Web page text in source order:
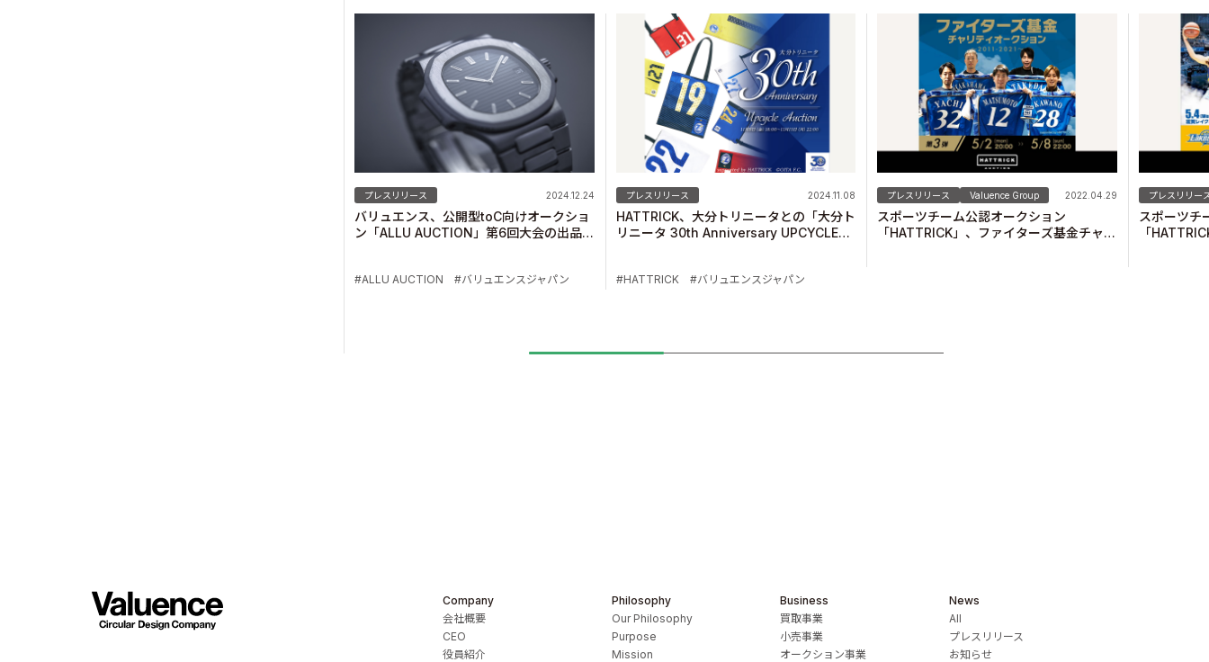
© Valuence Holdings Inc.
プレスリリース 2024.12.24
バリュエンス、公開型toC向けオークショ
ン「ALLU AUCTION」第6回大会の出品
ALLU AUCTION バリュエンスジャパン
プレスリリース 2024.11.08
HATTRICK、大分トリニータとの「大分ト
リニータ 30th Anniversary UPCYCLE
HATTRICK バリュエンスジャパン
プレスリリース Valuence Group 2022.04.29
スポーツチーム公認オークション
「HATTRICK」、ファイターズ基金チャリ
プレスリリー
スポーツチ
「
Company
会社概要
CEO
役員紹介
Philosophy
Our Philosophy
Purpose
Mission
Business
買取事業
小売事業
オークション事業
News
All
プレスリリース
お知らせ